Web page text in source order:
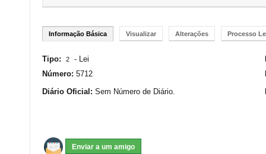
Informação Básica Visualizar Alterações Processo
Tipo: 2 - Lei
Número: 5712
Diário Oficial: Sem Número de Diário.